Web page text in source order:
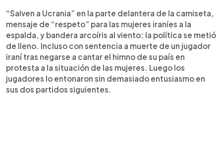
“Salven a Ucrania” en la parte delantera de la camiseta,
mensaje de “respeto” para las mujeres iraníes a la
espalda, y bandera arcoíris al viento: la política se metió
de lleno. Incluso con sentencia a muerte de un jugador
iraní tras negarse a cantar el himno de su país en
protesta a la situación de las mujeres. Luego los
jugadores lo entonaron sin demasiado entusiasmo en
sus dos partidos siguientes.